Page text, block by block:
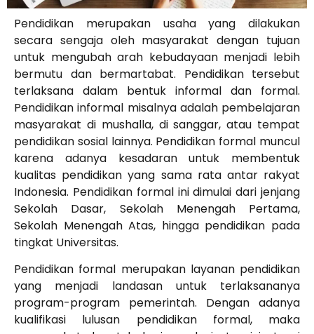
Pendidikan merupakan usaha yang dilakukan
secara sengaja oleh masyarakat dengan tujuan
untuk mengubah arah kebudayaan menjadi lebih
bermutu dan bermartabat. Pendidikan tersebut
terlaksana dalam bentuk informal dan formal.
Pendidikan informal misalnya adalah pembelajaran
masyarakat di mushalla, di sanggar, atau tempat
pendidikan sosial lainnya. Pendidikan formal muncul
karena adanya kesadaran untuk membentuk
kualitas pendidikan yang sama rata antar rakyat
Indonesia. Pendidikan formal ini dimulai dari jenjang
Sekolah Dasar, Sekolah Menengah Pertama,
Sekolah Menengah Atas, hingga pendidikan pada
tingkat Universitas.
Pendidikan formal merupakan layanan pendidikan
yang menjadi landasan untuk terlaksananya
program-program pemerintah. Dengan adanya
kualifikasi lulusan pendidikan formal, maka